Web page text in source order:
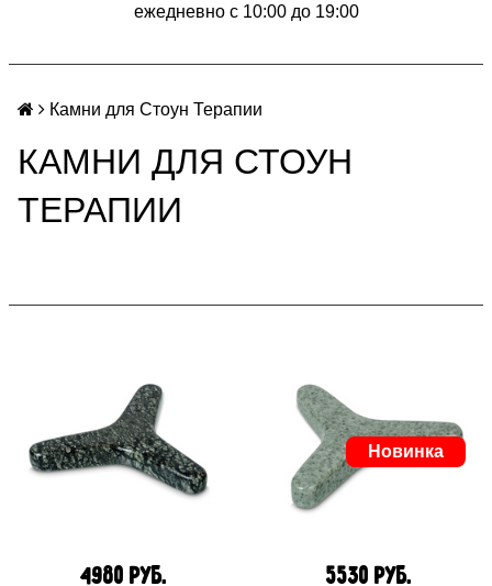
ежедневно с 10:00 до 19:00
Камни для Стоун Терапии
КАМНИ ДЛЯ СТОУН
ТЕРАПИИ
4980 руб.
Новинка
5530 руб.